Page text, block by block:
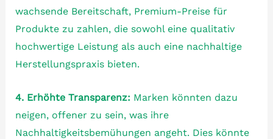
wachsende Bereitschaft, Premium-Preise für
Produkte zu zahlen, die sowohl eine qualitativ
hochwertige Leistung als auch eine nachhaltige
Herstellungspraxis bieten.
4. Erhöhte Transparenz: Marken könnten dazu
neigen, offener zu sein, was ihre
Nachhaltigkeitsbemühungen angeht. Dies könnte